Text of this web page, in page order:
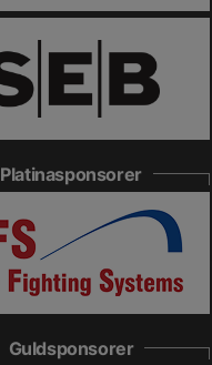
Platinasponsorer
Guldsponsorer